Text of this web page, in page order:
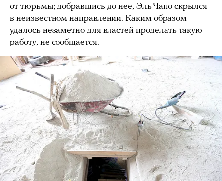
от тюрьмы; добравшись до нее, Эль Чапо скрылся
в неизвестном направлении. Каким образом
удалось незаметно для властей проделать такую
работу, не сообщается.